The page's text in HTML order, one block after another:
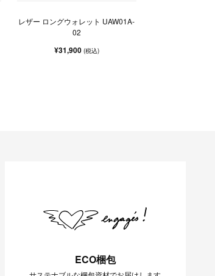
レザー ロングウォレット UAW01A-
02
¥31,900 (税込)
ECO梱包